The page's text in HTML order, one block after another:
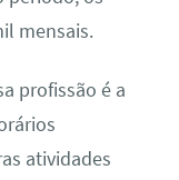
mensais.
profissão é a
atividades